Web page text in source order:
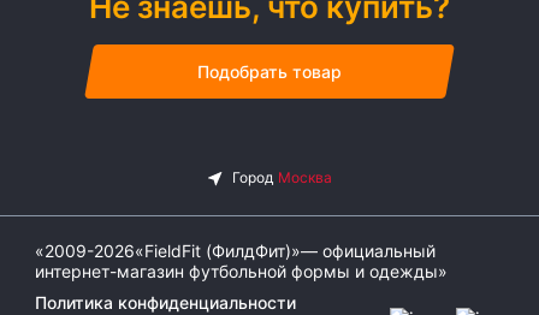
Подобрать товар
«2009-2026«FieldFit (ФилдФит)»— официальный
интернет-магазин футбольной формы и одежды»
Политика конфиденциальности